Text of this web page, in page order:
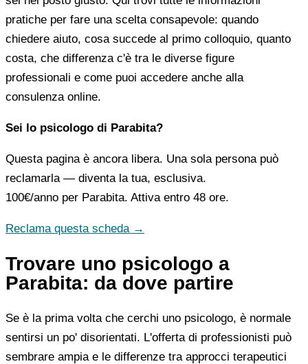
pratiche per fare una scelta consapevole: quando
chiedere aiuto, cosa succede al primo colloquio, quanto
costa, che differenza c'è tra le diverse figure
professionali e come puoi accedere anche alla
consulenza online.
Sei lo psicologo di Parabita?
Questa pagina è ancora libera. Una sola persona può
reclamarla — diventa la tua, esclusiva.
100€/anno per Parabita. Attiva entro 48 ore.
Reclama questa scheda →
Trovare uno psicologo a
Parabita: da dove partire
Se è la prima volta che cerchi uno psicologo, è normale
sentirsi un po' disorientati. L'offerta di professionisti può
sembrare ampia e le differenze tra approcci terapeutici